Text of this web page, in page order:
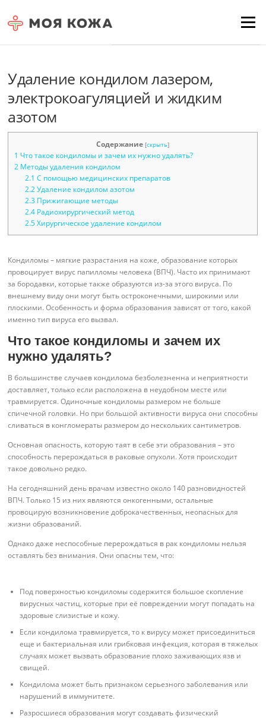
Menu
Удаление кондилом лазером,
электрокоагуляцией и жидким
азотом
Содержание [скрыть]
1 Что такое кондиломы и зачем их нужно удалять?
2 Методы удаления кондилом
2.1 С помощью медицинских препаратов
2.2Удаление кондилом азотом
2.3Прижигающие методы
2.4Радиохирургический метод
2.5Хирургическое удаление кондилом
Кондиломы – мягкие разрастания на коже, образование которых
провоцирует вирус папилломы человека (ВПЧ). Часто их принимают
за бородавки, которые также образуются из-за этого вируса. По
внешнему виду они могут быть остроконечными, широкими или
плоскими. Особенность и форма образования зависят от того, какой
именно тип вируса его вызвал.
Что такое кондиломы и зачем их
нужно удалять?
В большинстве случаев кондилома безболезненна и неприятности
доставляет, только если расположена в неудобном месте или
травмируется. Одиночные кондиломы размером не больше
спичечной головки. Но при большой активности вируса они способны
сливаться в конгломераты размером до нескольких сантиметров.
Основная опасность, которую таят в себе эти образования – это
способность перерождаться в раковые опухоли. Хотя происходит
такое довольно редко.
На сегодняшний день врачам известно около 140 разновидностей
ВПЧ. Только 15 из них являются онкогенными, остальные
провоцирую возникновение доброкачественных, неопасных для
жизни образований.
Однако даже неспособные перерождаться в рак кондиломы нельзя
оставлять без внимания. Они опасны тем, что:
Под поверхностью кондиломы содержится большое скопление
вирусных частиц, которые при её повреждении могут попадать на
здоровые слизистые и кожу.
Если кондилома травмируется, то к вирусу может присоединиться
еще и бактериальная или грибковая инфекция, которая в тяжелых
случаях может вызвать образование плохо заживающих язв и
свищей.
Кондилома может быть признаком серьезного заболевания или
нарушений в иммунитете.
Разросшиеся образования могут создавать физический
Для любых предложений по